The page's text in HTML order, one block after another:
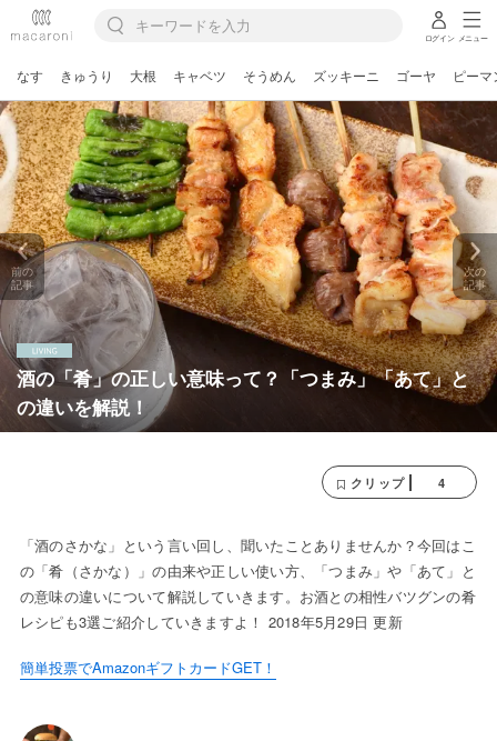
ログイン メニュー
なす きゅうり 大根 キャベツ そうめん ズッキーニ ゴーヤ ピーマ
酒の「肴」の正しい意味って？「つまみ」「あて」と
の違いを解説！
前の
記事
次の
記事
クリップ 4
「酒のさかな」という言い回し、聞いたことありませんか？今回はこ
の「肴（さかな）」の由来や正しい使い方、「つまみ」や「あて」と
の意味の違いについて解説していきます。お酒との相性バツグンの肴
レシピも3選ご紹介していきますよ！ 2018年5月29日 更新
簡単投票でAmazonギフトカードGET！